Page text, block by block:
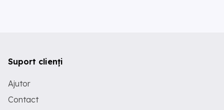
Suport clienți
Ajutor
Contact